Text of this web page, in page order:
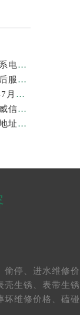
亲身到店探访上海劳力士官方售后服务中心｜地址与联系电话（2026年7月最新）
亲身探访上海劳力士官方售后服务中心｜详细地址及售后服务电话（2026年7月最新）
上海劳力士维修费最新收费标准明细权威公示（2026年7月最新）
上海劳力士官方售后服务中心｜官方地址及服务热线权威信息公示（2026年7月最新）
亲身到店探访上海劳力士官方售后服务中心｜最新维修地址与官方电话（2026年7月最新）
偷停、 进水维修价
壳生锈、 表带生锈
坏维修价格、 磕